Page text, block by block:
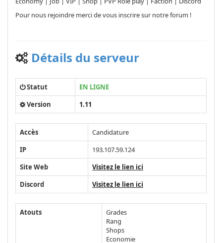
Pour nous rejoindre merci de vous inscrire sur notre forum !
Détails du serveur
Statut
EN LIGNE
Version
1.11
Accès
Candidature
IP
193.107.59.124
Site Web
Visitez le lien ici
Discord
Visitez le lien ici
Atouts
Grades
Rang
Shops
Economie